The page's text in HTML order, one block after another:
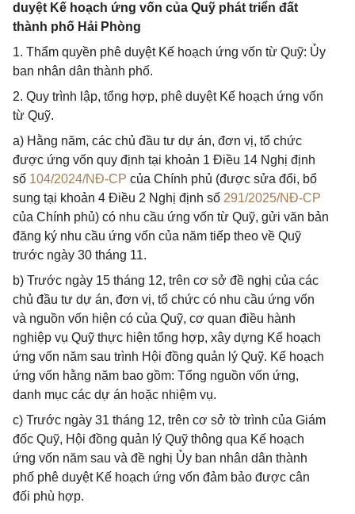
duyệt Kế hoạch ứng vốn của Quỹ phát triển đất
thành phố Hải Phòng
1. Thẩm quyền phê duyệt Kế hoạch ứng vốn từ Quỹ: Ủy
ban nhân dân thành phố.
2. Quy trình lập, tổng hợp, phê duyệt Kế hoạch ứng vốn
từ Quỹ.
a) Hằng năm, các chủ đầu tư dự án, đơn vị, tổ chức
được ứng vốn quy định tại khoản 1 Điều 14 Nghị định
số 104/2024/NĐ-CP của Chính phủ (được sửa đổi, bổ
sung tại khoản 4 Điều 2 Nghị định số 291/2025/NĐ-CP
của Chính phủ) có nhu cầu ứng vốn từ Quỹ, gửi văn bản
đăng ký nhu cầu ứng vốn của năm tiếp theo về Quỹ
trước ngày 30 tháng 11.
b) Trước ngày 15 tháng 12, trên cơ sở đề nghị của các
chủ đầu tư dự án, đơn vị, tổ chức có nhu cầu ứng vốn
và nguồn vốn hiện có của Quỹ, cơ quan điều hành
nghiệp vụ Quỹ thực hiện tổng hợp, xây dựng Kế hoạch
ứng vốn năm sau trình Hội đồng quản lý Quỹ. Kế hoạch
ứng vốn hằng năm bao gồm: Tổng nguồn vốn ứng,
danh mục các dự án hoặc nhiệm vụ.
c) Trước ngày 31 tháng 12, trên cơ sở tờ trình của Giám
đốc Quỹ, Hội đồng quản lý Quỹ thông qua Kế hoạch
ứng vốn năm sau và đề nghị Ủy ban nhân dân thành
phố phê duyệt Kế hoạch ứng vốn đảm bảo được cân
đối phù hợp.